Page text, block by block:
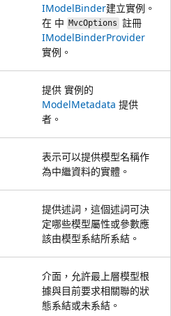
IModelBinder建立實例。
在 中 MvcOptions 註冊
IModelBinderProvider
實例。
提供 實例的
ModelMetadata 提供
者。
表示可以提供模型名稱作
為中繼資料的實體。
提供述詞，這個述詞可決
定哪些模型屬性或參數應
該由模型系結所系結。
介面，允許最上層模型根
據與目前要求相關聯的狀
態系結或未系結。